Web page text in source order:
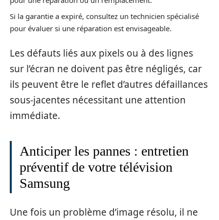
Si la garantie a expiré, consultez un technicien spécialisé
pour évaluer si une réparation est envisageable.
Les défauts liés aux pixels ou à des lignes
sur l’écran ne doivent pas être négligés, car
ils peuvent être le reflet d’autres défaillances
sous-jacentes nécessitant une attention
immédiate.
Anticiper les pannes : entretien
préventif de votre télévision
Samsung
Une fois un problème d’image résolu, il ne